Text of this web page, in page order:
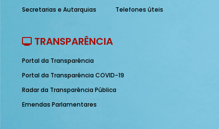
Secretarias e Autarquias
Telefones úteis
TRANSPARÊNCIA
Portal da Transparência
Portal da Transparência COVID-19
Radar da Transparência Pública
Emendas Parlamentares